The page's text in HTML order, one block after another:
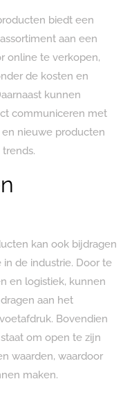
biedt een
aan een
online te verkopen,
de kosten en
kunnen
communiceren met
nieuwe producten
kan ook bijdragen
de industrie. Door te
en logistiek, kunnen
aan het
Bovendien
om open te zijn
waarden, waardoor
maken.